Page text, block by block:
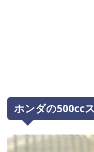
ホンダの500cc